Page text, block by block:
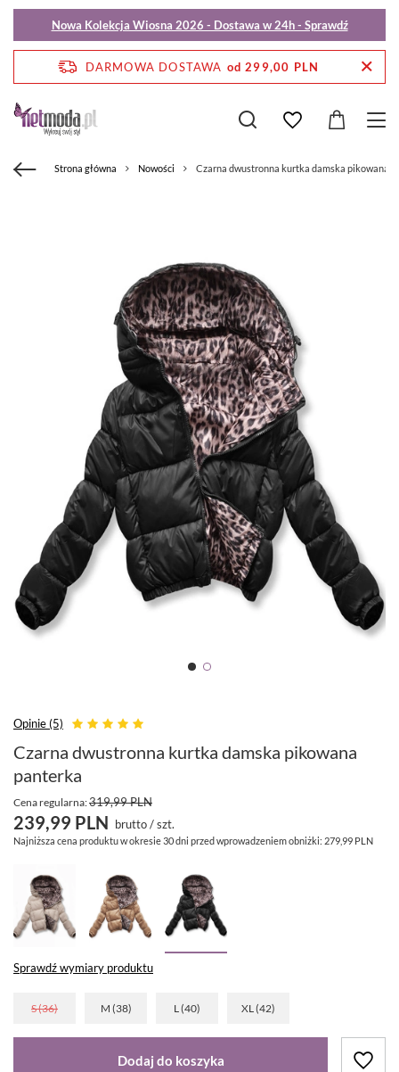
Nowa Kolekcja Wiosna 2026 - Dostawa w 24h - Sprawdź
DARMOWA DOSTAWA od 299,00 PLN
Strona główna Nowości Czarna dwustronna kurtka damska pikowana
Opinie (5)
Czarna dwustronna kurtka damska pikowana
panterka
Cena regularna:319,99 PLN
239,99 PLN brutto/szt.
Najniższa cena produktu w okresie 30 dni przed wprowadzeniem obniżki: 279,99 PLN
Sprawdź wymiary produktu
S (36) M (38) L (40) XL (42)
Dodaj do koszyka